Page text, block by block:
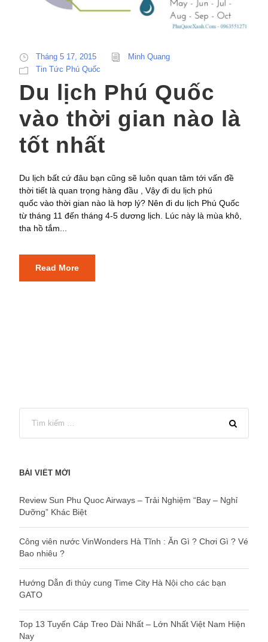
Tháng 5 17, 2015
Minh Quang
Tin Tức Phú Quốc
Du lịch Phú Quốc
vào thời gian nào là
tốt nhất
Du lịch bất cứ đâu bạn cũng sẽ luôn quan tâm tới vấn đề
thời tiết là quan trọng hàng đầu , Vậy đi du lịch phú
quốc vào thời gian nào là hơp lý? Nên đi du lịch Phú Quốc
từ tháng 11 đến tháng 4-5 dương lịch. Lúc này là mùa khô,
tha hồ tắm...
Read More
BÀI VIẾT MỚI
Review Sun Phu Quoc Airways – Trải Nghiệm “Bay – Nghỉ
Dưỡng” Khác Biệt
Công viên nước VinWonders Hà Tĩnh : Ăn Gì ? Chơi Gì ? Vé
Bao nhiêu ?
Hướng Dẫn đi thủy cung Time City Hà Nội cho các bạn
GATO
Top 13 Tuyến Cáp Treo Dài Nhất – Lớn Nhất Việt Nam Hiện
Nay